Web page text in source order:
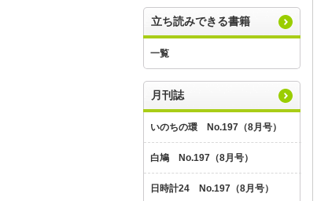
立ち読みできる書籍
一覧
月刊誌
いのちの環 No.197（8月号）
白鳩 No.197（8月号）
日時計24 No.197（8月号）